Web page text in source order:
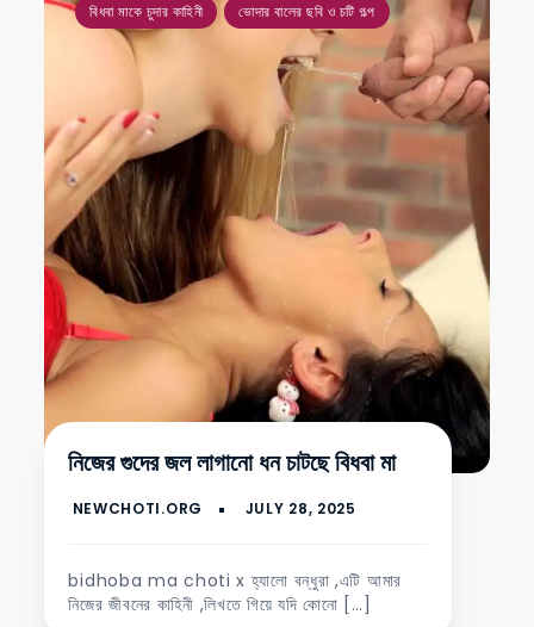
বিধবা মাকে চুদার কাহিনী ভোদার বালের ছবি ও চটি গল্প
নিজের গুদের জল লাগানো ধন চাটছে বিধবা মা
bidhoba ma choti x হ্যালো বন্ধুরা ,এটি আমার
নিজের জীবনের কাহিনী ,লিখতে গিয়ে যদি কোনো […]